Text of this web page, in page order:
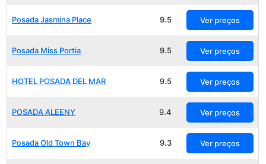
Posada Jasmina Place 9.5 Ver preços
Posada Miss Portia 9.5 Ver preços
HOTEL POSADA DEL MAR 9.5 Ver preços
POSADA ALEENY 9.4 Ver preços
Posada Old Town Bay 9.3 Ver preços